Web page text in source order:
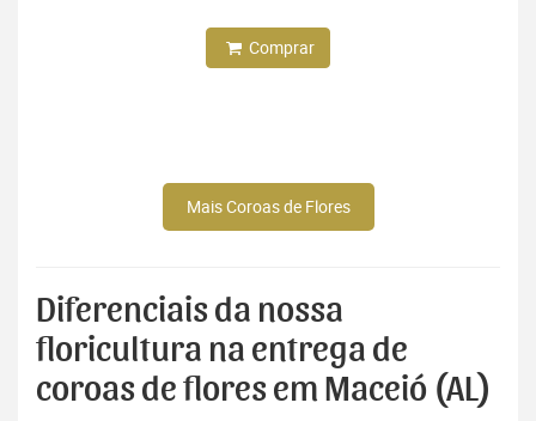
Comprar
Mais Coroas de Flores
Diferenciais da nossa
floricultura na entrega de
coroas de flores em Maceió (AL)